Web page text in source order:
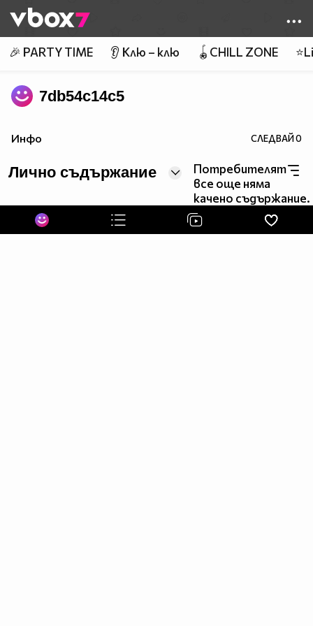
👾
🎉 PARTY TIME 👂 Клю – клю 🪀CHILL ZONE
7db54c14c5
Инфо СЛЕДВАЙ0
Лично съдържание
Потребителят
все още няма
качено съдържание.